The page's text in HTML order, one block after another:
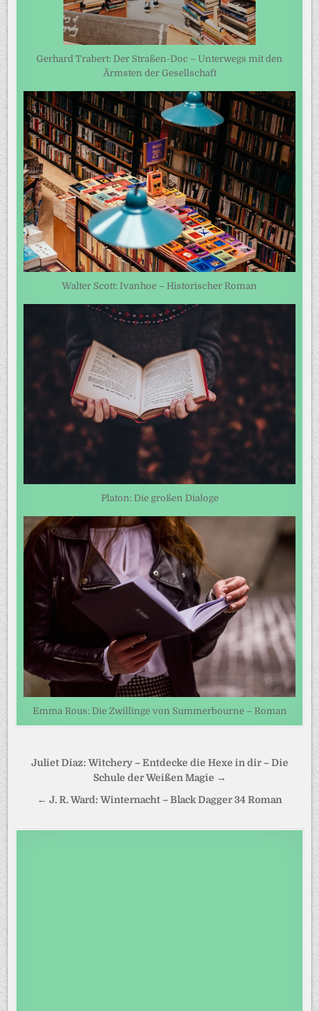
Gerhard Trabert: Der Straßen-Doc – Unterwegs mit den
Ärmsten der Gesellschaft
Walter Scott: Ivanhoe – Historischer Roman
Platon: Die großen Dialoge
Emma Rous: Die Zwillinge von Summerbourne – Roman
Beitragsnavigation
Juliet Diaz: Witchery – Entdecke die Hexe in dir – Die
Schule der Weißen Magie →
← J. R. Ward: Winternacht – Black Dagger 34 Roman